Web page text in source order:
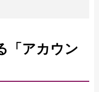
「アカウン